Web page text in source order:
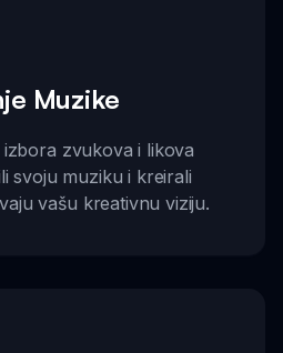
Muzike
zvukova i likova
svoju muziku i kreirali
vašu kreativnu viziju.